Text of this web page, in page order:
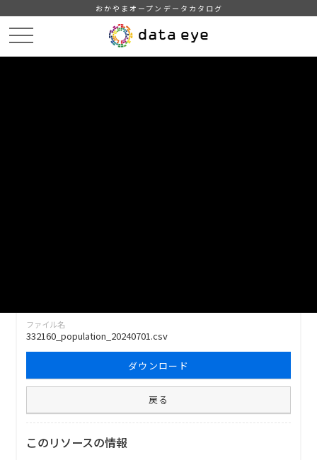
おかやまオープンデータカタログ
ファイル名
332160_population_20240701.csv
ダウンロード
戻る
このリソースの情報